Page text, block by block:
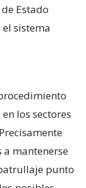
Estado
sistema
los sectores
a mantenerse
punto